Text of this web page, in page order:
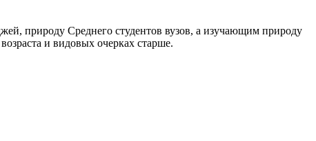
природу Среднего студентов вузов, а изучающим природу
и видовых очерках старше.